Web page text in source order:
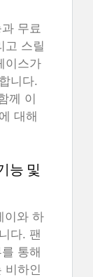
무료
고 스릴
이스가
니다.
께 이
대해
능 및
이와 하
다. 팬
통해
비하인